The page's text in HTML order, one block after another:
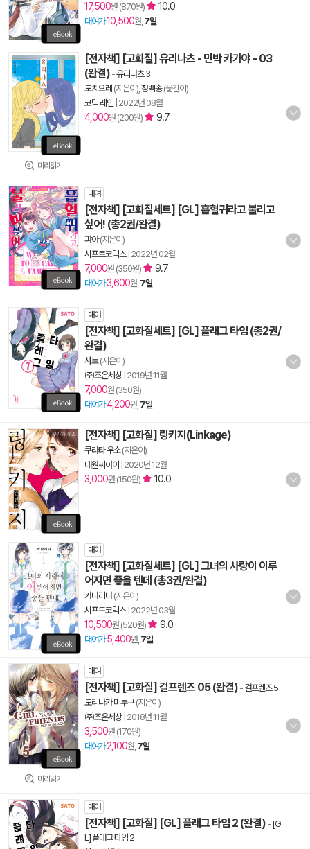
17,500원 (870원) 10.0
대여가10,500원, 7일
미리읽기
[전자책] [고화질] 유리나츠 - 민박 카가야 - 03
(완결) -유리나츠 3
모치오레 (지은이), 정백송(옮긴이)
코믹 레인 2022년 08월
4,000원 (200원) 9.7
대여
[전자책] [고화질세트] [GL] 흡혈귀라고 불리고
싶어! (총2권/완결)
퍄아(지은이)
시프트코믹스| 2022년 02월
7,000원 (350원) 9.7
대여가3,600원, 7일
대여
[전자책] [고화질세트] [GL] 플래그 타임 (총2권/
완결)
사토(지은이)
㈜조은세상| 2019년 11월
7,000원 (350원)
대여가4,200원, 7일
[전자책] [고화질] 링키지(Linkage)
쿠라타 우소(지은이)
대원씨아이
2020년 12월
3,000원 (150원) 10.0
대여
[전자책] [고화질세트] [GL] 그녀의 사랑이 이루
어지면 좋을 텐데 (총3권/완결)
카나리나(지은이)
시프트코믹스| 2022년 03월
10,500원 (520원) 9.0
대여가 5,400원, 7일
미리읽기
대여
[전자책] [고화질] 걸프렌즈 05 (완결) - 걸프렌즈 5
모리나가 미루쿠(지은이)
㈜조은세상| 2018년 11월
3,500원 (170원)
대여가 2,100원, 7일
대여
[전자책] [고화질] [GL] 플래그 타임 2 (완결) - [G
L] 플래그 타임 2